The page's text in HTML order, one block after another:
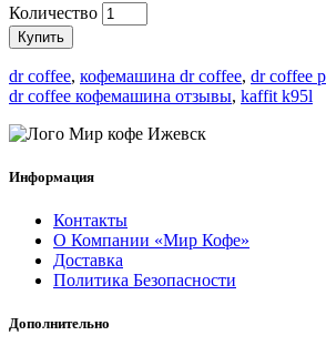
Количество
Купить
dr coffee, кофемашина dr coffee, dr coffee
dr coffee кофемашина отзывы, kaffit k95l
Информация
Контакты
О Компании «Мир Кофе»
Доставка
Политика Безопасности
Дополнительно